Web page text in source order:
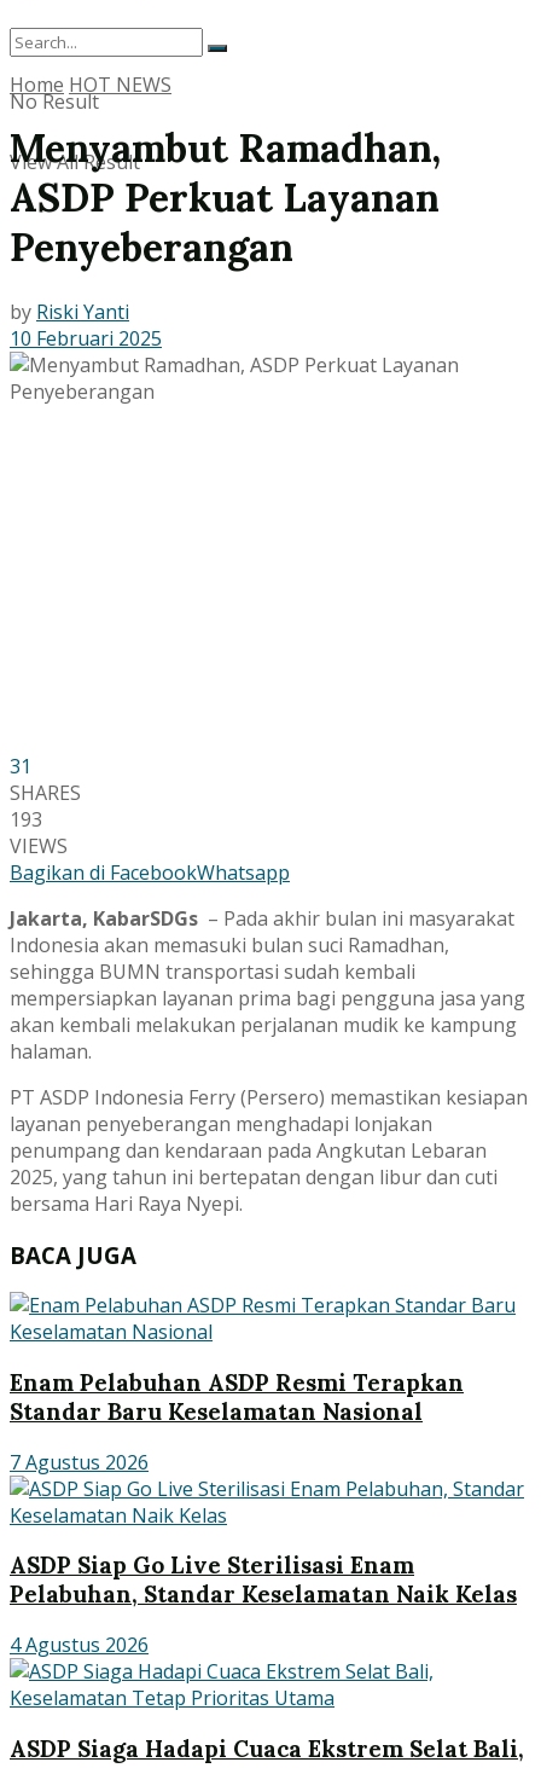
No Result
View All Result
Home HOT NEWS
Menyambut Ramadhan,
ASDP Perkuat Layanan
Penyeberangan
by Riski Yanti
10 Februari 2025
31
SHARES
193
VIEWS
Bagikan di FacebookWhatsapp
Jakarta, KabarSDGs – Pada akhir bulan ini masyarakat
Indonesia akan memasuki bulan suci Ramadhan,
sehingga BUMN transportasi sudah kembali
mempersiapkan layanan prima bagi pengguna jasa yang
akan kembali melakukan perjalanan mudik ke kampung
halaman.
PT ASDP Indonesia Ferry (Persero) memastikan kesiapan
layanan penyeberangan menghadapi lonjakan
penumpang dan kendaraan pada Angkutan Lebaran
2025, yang tahun ini bertepatan dengan libur dan cuti
bersama Hari Raya Nyepi.
BACA JUGA
Enam Pelabuhan ASDP Resmi Terapkan
Standar Baru Keselamatan Nasional
7 Agustus 2026
ASDP Siap Go Live Sterilisasi Enam
Pelabuhan, Standar Keselamatan Naik Kelas
4 Agustus 2026
ASDP Siaga Hadapi Cuaca Ekstrem Selat Bali,